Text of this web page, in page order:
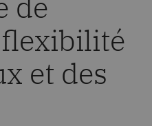
flexibilité
et des